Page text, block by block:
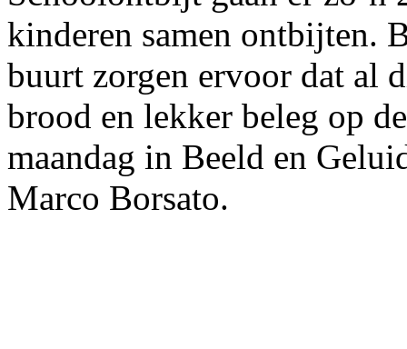
kinderen samen ontbijten.
buurt zorgen ervoor dat al
brood en lekker beleg op
maandag in Beeld en
Marco Borsato.